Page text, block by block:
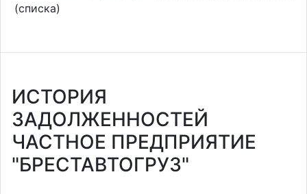
(списка)
ИСТОРИЯ
ЗАДОЛЖЕННОСТЕЙ
ЧАСТНОЕ ПРЕДПРИЯТИЕ
"БРЕСТАВТОГРУЗ"